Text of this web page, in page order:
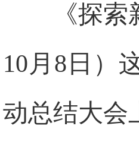
《探
10月8日）
动总结大会